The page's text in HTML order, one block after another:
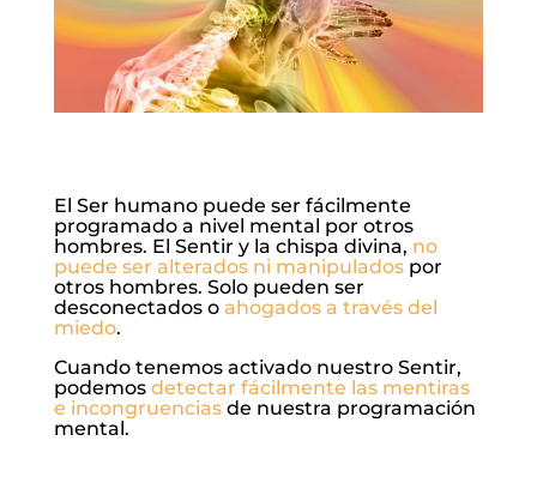
El Ser humano puede ser fácilmente
programado a nivel mental por otros
hombres. El Sentir y la chispa divina, no
puede ser alterados ni manipuladospor
otros hombres. Solo pueden ser
desconectados o ahogados a través del
miedo.
Cuando tenemos activado nuestro Sentir,
podemosdetectar fácilmente las mentiras
e incongruenciasde nuestra programación
mental.